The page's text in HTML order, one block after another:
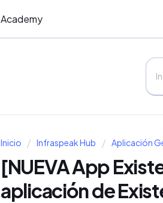
Academy
Inicio Infraspeak Hub Aplicación
[NUEVA App
aplicación de